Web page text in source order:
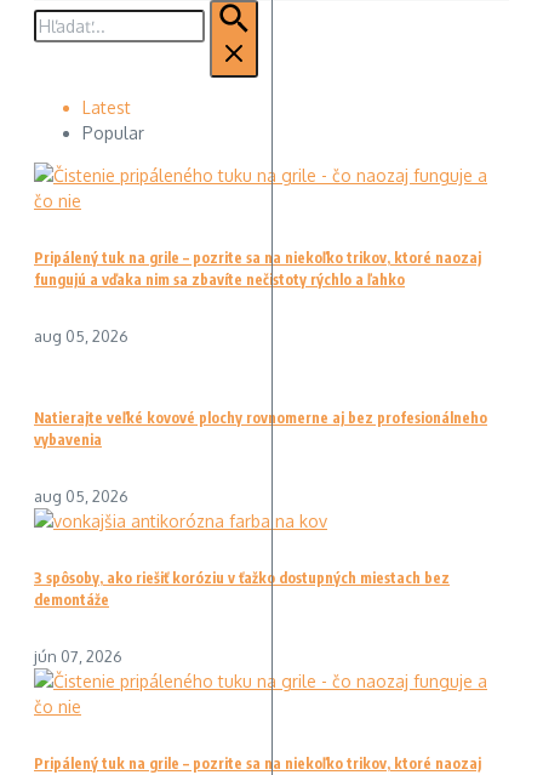
Hľadať:
Latest
Popular
Pripálený tuk na grile – pozrite sa na niekoľko trikov, ktoré naozaj
fungujú a vďaka nim sa zbavíte nečistoty rýchlo a ľahko
aug 05, 2026
Natierajte veľké kovové plochy rovnomerne aj bez profesionálneho
vybavenia
aug 05, 2026
3 spôsoby, ako riešiť koróziu v ťažko dostupných miestach bez
demontáže
jún 07, 2026
Pripálený tuk na grile – pozrite sa na niekoľko trikov, ktoré naozaj